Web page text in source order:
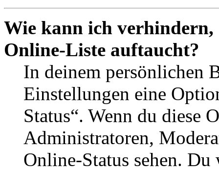
Wie kann ich verhindern,
Online-Liste auftaucht?
In deinem persönlichen
Einstellungen eine
Status“. Wenn du diese
Administratoren,
Online-Status sehen.